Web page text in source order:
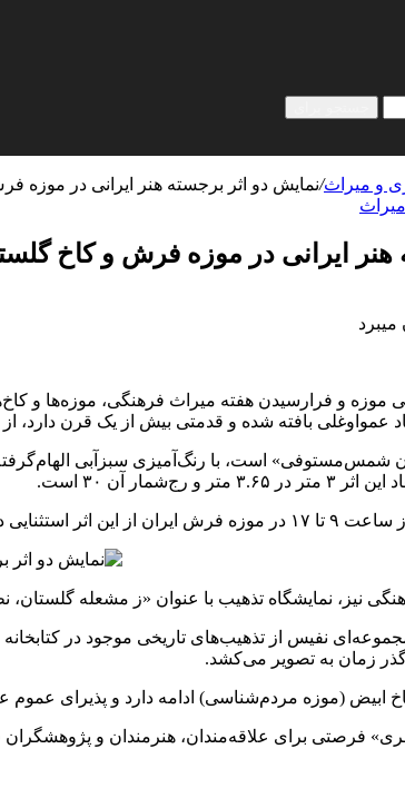
و میراث/نمایش دو اثر برجسته هنر ایرانی در موزه
هنر ایرانی در موزه فرش و کاخ
موزه و فرارسیدن هفته میراث فرهنگی، موزه‌ها و
بیش از یک قرن دارد، از ۲۸ اردیبهشت تا ۲۸ خرداد ۱۴۰۴ در موزه فرش ایران به نمایش درمی‌آید.
آن ۳۰ است.
دیدن کنند.
«ز مشعله گلستان، نطری» از ۲۹ اردیبهشت ۱۴۰۴ در کاخ ابیض، بخشی از مجموعه میراث جهانی کاخ
نفیس از تذهیب‌های تاریخی موجود در
گذر زمان به تصویر می‌کشد.
ابیض (موزه مردم‌شناسی) ادامه دارد و پذیرای عموم
فرصتی برای علاقه‌مندان، هنرمندان و